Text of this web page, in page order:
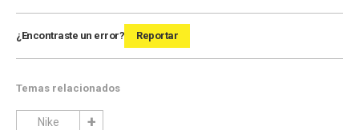
¿Encontraste un error? Reportar
Temas relacionados
Nike